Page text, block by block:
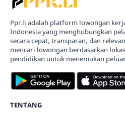
Ppr.li adalah platform lowongan
Indonesia yang menghubungkan
secara cepat, transparan, dan
mencari lowongan berdasarkan
pendidikan untuk menemukan
TENTANG